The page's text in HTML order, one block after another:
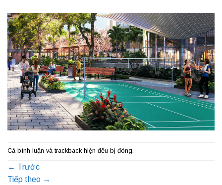
Cả bình luận và trackback hiện đều bị đóng.
← Trước
Tiếp theo →